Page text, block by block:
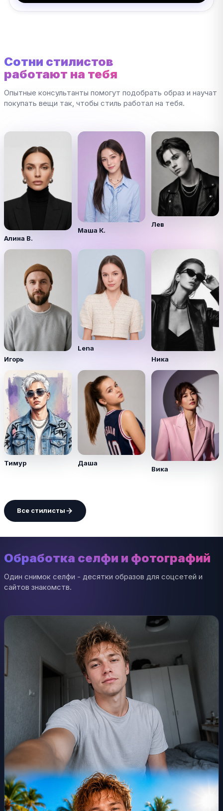
Сотни стилистов
работают на тебя
Опытные консультанты помогут подобрать образ и научат
покупать вещи так, чтобы стиль работал на тебя.
Алина В.
Маша К.
Лев
Игорь
Lena
Ника
Тимур Даша
Вика
Все стилисты
Обработка селфи и фотографий
Один снимок селфи - десятки образов для соцсетей и
сайтов знакомств.